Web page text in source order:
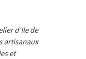
d'Ile de
artisanaux
et